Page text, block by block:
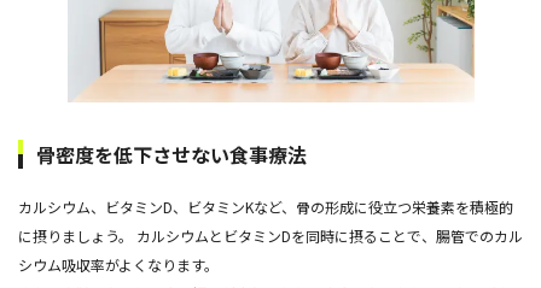
骨密度を低下させない食事療法
カルシウム、ビタミンD、ビタミンKなど、骨の形成に役立つ栄養素を積極的
に摂りましょう。 カルシウムとビタミンDを同時に摂ることで、腸管でのカル
シウム吸収率がよくなります。